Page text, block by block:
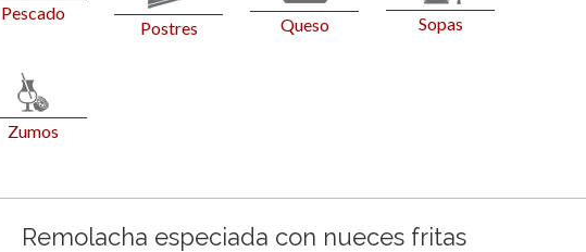
Pescado
Postres Queso Sopas
Zumos
Remolacha especiada con nueces fritas